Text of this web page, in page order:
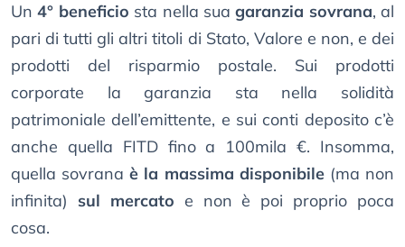
Un4° beneficio sta nella suagaranzia sovrana, al
pari di tutti gli altri titoli di Stato, Valore e non, e dei
prodotti del risparmio postale. Sui prodotti
corporate la garanzia sta nella solidità
patrimoniale dell’emittente, e sui conti deposito c’è
anche quella FITD fino a 100mila €. Insomma,
quella sovranaè la massima disponibile(ma non
infinita) sul mercato e non è poi proprio poca
cosa.